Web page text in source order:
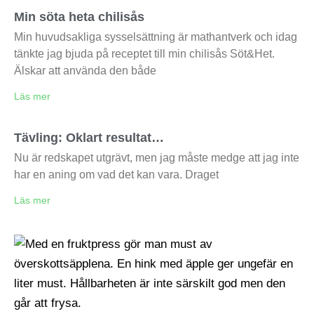
Min söta heta chilisås
Min huvudsakliga sysselsättning är mathantverk och idag
tänkte jag bjuda på receptet till min chilisås Söt&Het.
Älskar att använda den både
Läs mer
Tävling: Oklart resultat…
Nu är redskapet utgrävt, men jag måste medge att jag inte
har en aning om vad det kan vara. Draget
Läs mer